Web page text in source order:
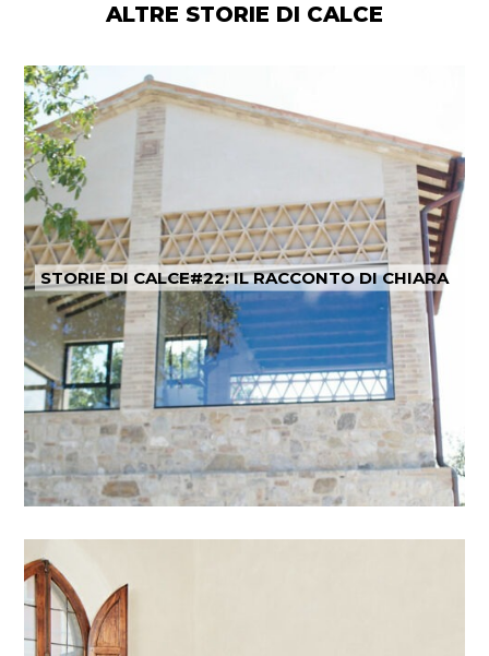
ALTRE STORIE DI CALCE
STORIE DI CALCE#22: IL RACCONTO DI CHIARA